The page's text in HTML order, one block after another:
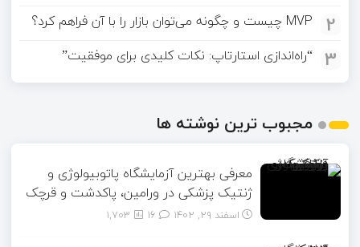
2 MVP چیست و چگونه می‌توان بازار را با آن فراهم کرد؟
3 “راه‌اندازی استارتاپ: نکات کلیدی برای موفقیت”
مجبوب ترین نوشته ها
معرفی بهترین آزمایشگاه پاتوبیولوژی و
ژنتیک پزشکی در ورامین، پاکدشت و قرچک
اسفند ۲۹, ۱۴۰۲ 1,703